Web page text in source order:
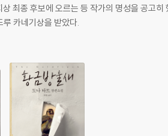
최종 후보에 오르는 등 작가의 명성을 공고히
카네기상을 받았다.